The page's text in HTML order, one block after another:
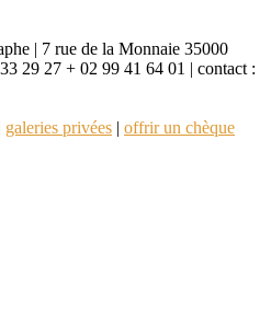
| 7 rue de la Monnaie 35000
29 27 + 02 99 41 64 01 | contact :
galeries privées | offrir un chèque